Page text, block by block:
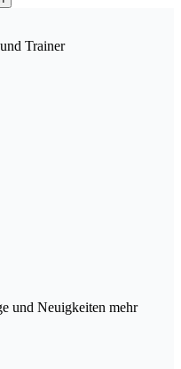
Trainer
und Neuigkeiten mehr